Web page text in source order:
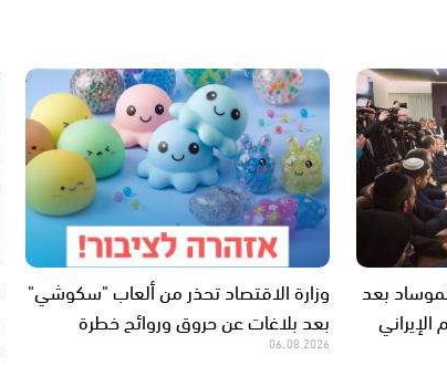
بعد
وزارة الاقتصاد تحذر من ألعاب "سكوشي"
بعد بلاغات عن حروق وروائح خطرة
06.08.2026